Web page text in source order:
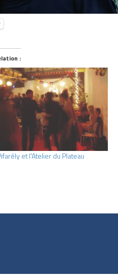
:
et l'Atelier du Plateau